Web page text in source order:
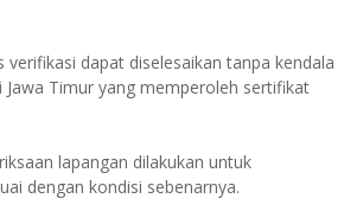
dapat diselesaikan tanpa kendala
Timur yang memperoleh sertifikat
lapangan dilakukan untuk
dengan kondisi sebenarnya.